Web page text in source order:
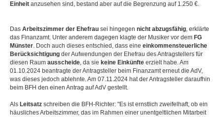
Einheit anzusehen sind, bestand aber auf die Begrenzung auf 1.250 €.
Das Arbeitszimmer der Ehefrau sei hingegen nicht abzugsfähig, erklärte
das Finanzamt. Unter anderem dagegen klagte der Musiker vor dem FG
Münster. Doch auch dieses entschied, dass eine einkommensteuerliche
Berücksichtigung der Aufwendungen der Ehefrau des Antragstellers für
diesen Raum ausscheide, da sie keine Einkünfte erzielt habe. Am
01.10.2024 beantragte der Antragsteller beim Finanzamt erneut die AdV,
was dieses jedoch ablehnte. Am 07.11.2024 hat der Antragsteller daraufhin
beim BFH den einen Antrag auf AdV gestellt.
Als Leitsatz schreiben die BFH-Richter: "Es ist ernstlich zweifelhaft, ob ein
häusliches Arbeitszimmer, das im Rahmen einer unentgeltlichen Mitarbeit